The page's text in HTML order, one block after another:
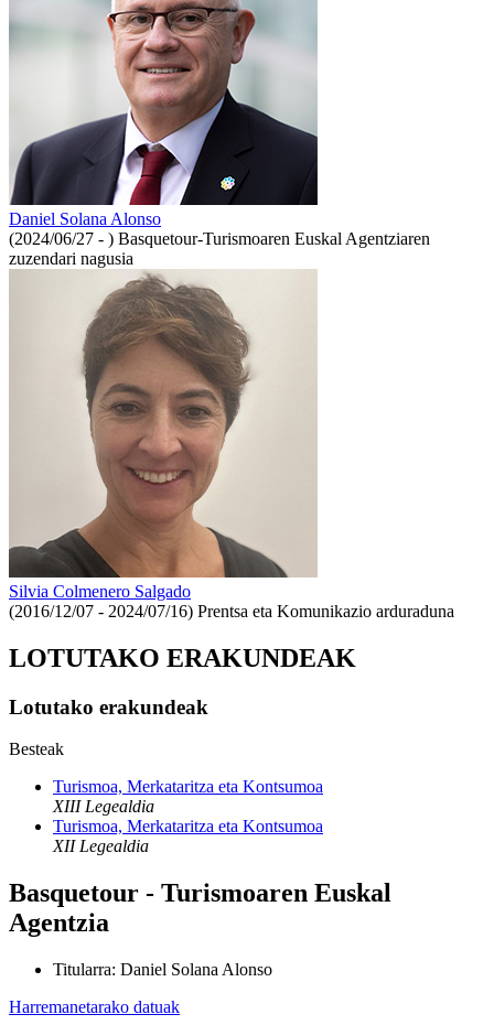
Daniel Solana Alonso
(2024/06/27 - ) Basquetour-Turismoaren Euskal Agentziaren
zuzendari nagusia
Silvia Colmenero Salgado
(2016/12/07 - 2024/07/16) Prentsa eta Komunikazio arduraduna
LOTUTAKO ERAKUNDEAK
Lotutako erakundeak
Besteak
Turismoa, Merkataritza eta Kontsumoa
XIII Legealdia
Turismoa, Merkataritza eta Kontsumoa
XII Legealdia
Basquetour - Turismoaren Euskal
Agentzia
Titularra: Daniel Solana Alonso
Harremanetarako datuak